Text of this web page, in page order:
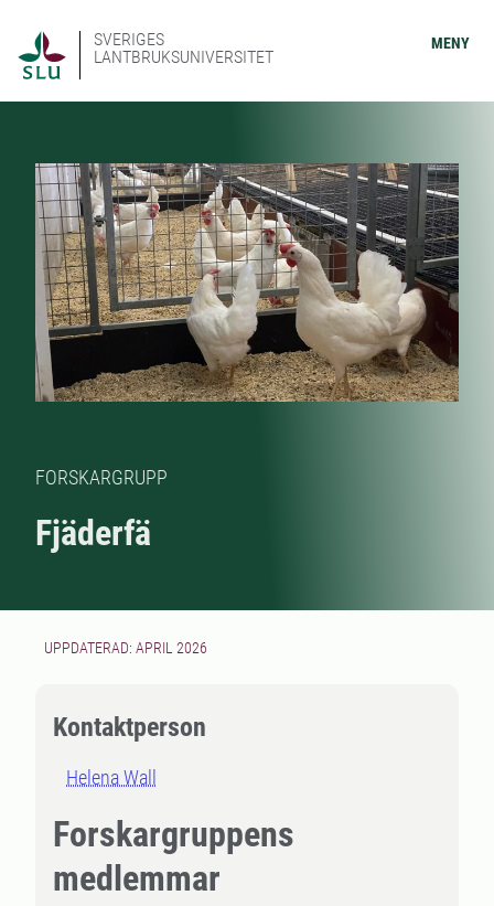
SVERIGES
LANTBRUKSUNIVERSITET
MENY
FORSKARGRUPP
Fjäderfä
UPPDATERAD: APRIL 2026
Kontaktperson
Helena Wall
Forskargruppens
medlemmar